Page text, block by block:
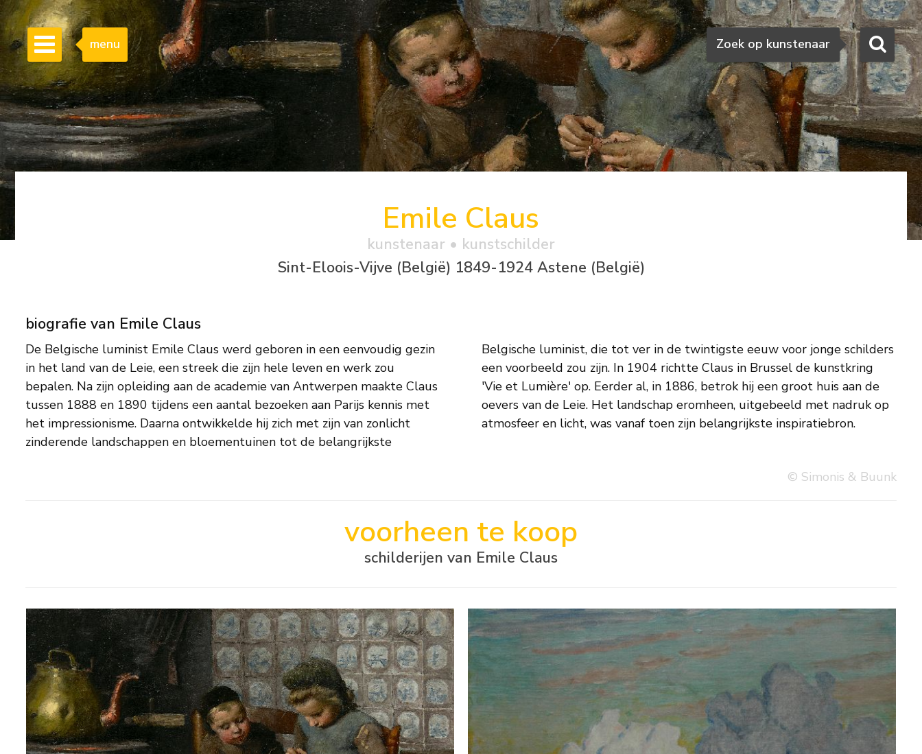
Zoeken
Zoek op kunstenaar
menu
Emile Claus
kunstenaar • kunstschilder
Sint-Eloois-Vijve (België) 1849-1924 Astene (België)
biografie van Emile Claus
De Belgische luminist Emile Claus werd geboren in een eenvoudig gezin
in het land van de Leie, een streek die zijn hele leven en werk zou
bepalen. Na zijn opleiding aan de academie van Antwerpen maakte Claus
tussen 1888 en 1890 tijdens een aantal bezoeken aan Parijs kennis met
het impressionisme. Daarna ontwikkelde hij zich met zijn van zonlicht
zinderende landschappen en bloementuinen tot de belangrijkste
Belgische luminist, die tot ver in de twintigste eeuw voor jonge schilders
een voorbeeld zou zijn. In 1904 richtte Claus in Brussel de kunstkring
'Vie et Lumière' op. Eerder al, in 1886, betrok hij een groot huis aan de
oevers van de Leie. Het landschap eromheen, uitgebeeld met nadruk op
atmosfeer en licht, was vanaf toen zijn belangrijkste inspiratiebron.
© Simonis & Buunk
voorheen te koop
schilderijen van Emile Claus